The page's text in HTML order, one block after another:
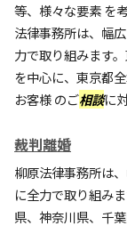
等、様々な要素 を
法律事務所は、幅
力で取り組みます
を中心に、東京都
お客様 のご相談に
裁判離婚
柳原法律事務所は
に全力で取り組み
県、神奈川県、千